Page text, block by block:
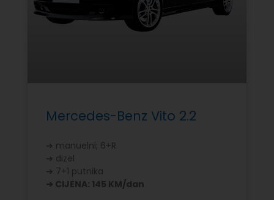
Mercedes-Benz Vito 2.2
➔ manuelni; 6+R
➔ dizel
➔ 7+1 putnika
➔ CIJENA: 145 KM/dan